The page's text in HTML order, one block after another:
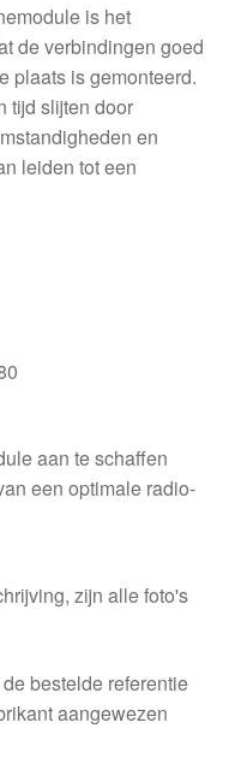
is het
de verbindingen goed
plaats is gemonteerd.
tijd slijten door
en
leiden tot een
aan te schaffen
een optimale radio-
zijn alle foto's
bestelde referentie
aangewezen